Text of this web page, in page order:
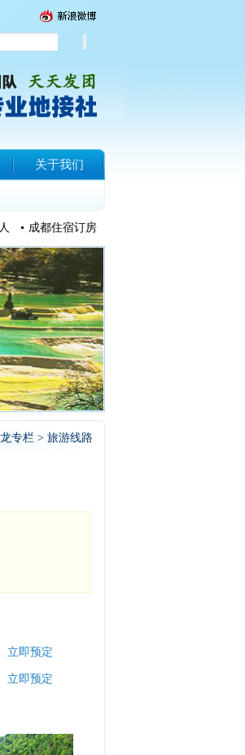
关于我们
成都住宿订房
专栏 > 旅游线路
立即预定
立即预定